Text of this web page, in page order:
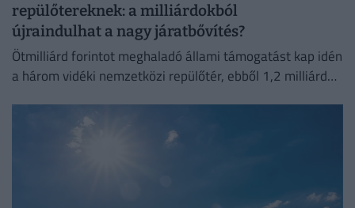
repülőtereknek: a milliárdokból
újraindulhat a nagy járatbővítés?
Ötmilliárd forintot meghaladó állami támogatást kap idén
a három vidéki nemzetközi repülőtér, ebből 1,2 milliárd